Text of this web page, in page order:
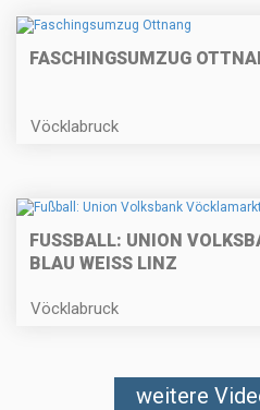
FASCHINGSUMZUG
Vöcklabruck
FUSSBALL: UNION
LAU WEISS LINZ
Vöcklabruck
weitere